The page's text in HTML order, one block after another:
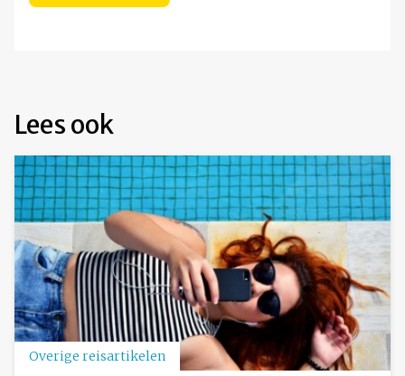
Lees ook
Overige reisartikelen